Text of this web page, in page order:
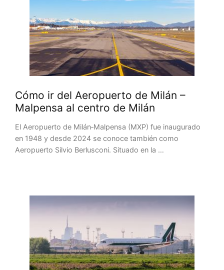
Cómo ir del Aeropuerto de Milán –
Malpensa al centro de Milán
El Aeropuerto de Milán‑Malpensa (MXP) fue inaugurado
en 1948 y desde 2024 se conoce también como
Aeropuerto Silvio Berlusconi. Situado en la …